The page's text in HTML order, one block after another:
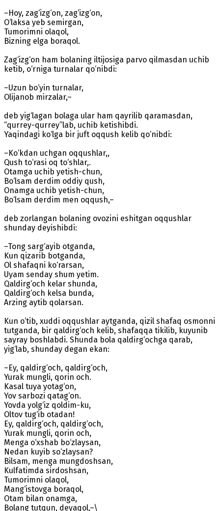
–Hoy, zag‘izg‘on, zag‘izg‘on,
O‘laksa yeb semirgan,
Tumorimni olaqol,
Bizning elga boraqol.
Zag‘izg‘on ham bolaning iltijosiga parvo qilmasdan uchib
ketib, o‘rniga turnalar qo‘nibdi:
–Uzun bo‘yin turnalar,
Olijanob mirzalar,–
deb yig‘lagan bolaga ular ham qayrilib qaramasdan,
“qurrey-qurrey”lab, uchib ketishibdi.
Yaqindagi ko‘lga bir juft oqqush kelib qo‘nibdi:
–Ko‘kdan uchgan oqqushlar,,
Qush to‘rasi oq to‘shlar,.
Otamga uchib yetish-chun,
Bo‘lsam derdim oddiy qush,
Onamga uchib yetish-chun,
Bo‘lsam derdim men oqqush,–
deb zorlangan bolaning ovozini eshitgan oqqushlar
shunday deyishibdi:
–Tong sarg‘ayib otganda,
Kun qizarib botganda,
Ol shafaqni ko‘rarsan,
Uyam senday shum yetim.
Qaldirg‘och kelar shunda,
Qaldirg‘och kelsa bunda,
Arzing aytib qolarsan.
Kun o‘tib, xuddi oqqushlar aytganda, qizil shafaq osmonni
tutganda, bir qaldirg‘och kelib, shafaqqa tikilib, kuyunib
sayray boshlabdi. Shunda bola qaldirg‘ochga qarab,
yig‘lab, shunday degan ekan:
–Ey, qaldirg‘och, qaldirg‘och,
Yurak mungli, qorin och.
Kasal tuya yotag‘on,
Yov sarbozi qatag‘on.
Yovda yolg‘iz qoldim-ku,
Oltov tug‘ib otadan!
Ey, qaldirg‘och, qaldirg‘och,
Yurak mungli, qorin och,
Menga o‘xshab bo‘zlaysan,
Nedan kuyib so‘zlaysan?
Bilsam, menga mungdoshsan,
Kulfatimda sirdoshsan,
Tumorimni olaqol,
Mang‘istovga boraqol,
Otam bilan onamga,
Bolang tutqun, deyaqol,–\